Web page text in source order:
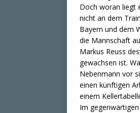
Doch woran liegt
nicht an dem
Bayern und dem
die Mannschaft
Markus Reuss
gewachsen ist.
Nebenmann vor
einen künftigen
einem
Im